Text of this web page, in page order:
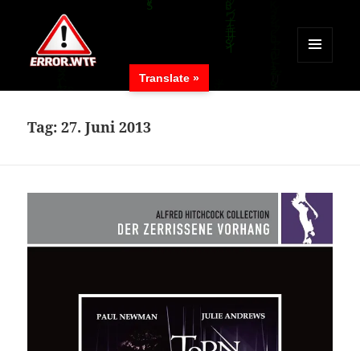
MENÜ
WIDGETS
Tag:27. Juni 2013
Translate »